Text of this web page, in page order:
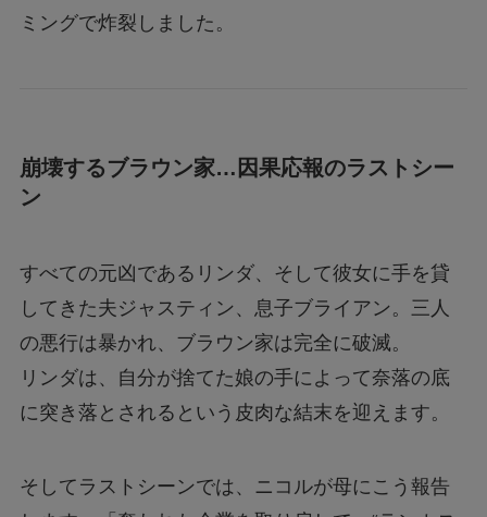
ミングで炸裂しました。
崩壊するブラウン家…因果応報のラストシー
ン
すべての元凶であるリンダ、そして彼女に手を貸
してきた夫ジャスティン、息子ブライアン。三人
の悪行は暴かれ、ブラウン家は完全に破滅。
リンダは、自分が捨てた娘の手によって奈落の底
に突き落とされるという皮肉な結末を迎えます。
そしてラストシーンでは、ニコルが母にこう報告